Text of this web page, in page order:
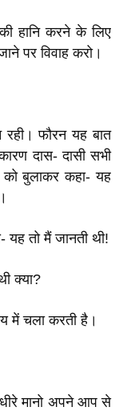
हानि करने के लिए
पर विवाह करो।
रही। फौरन यह बात
दास- दासी सभी
बुलाकर कहा- यह
यह तो मैं जानती थी!
क्या?
में चला करती है।
मानो अपने आप से